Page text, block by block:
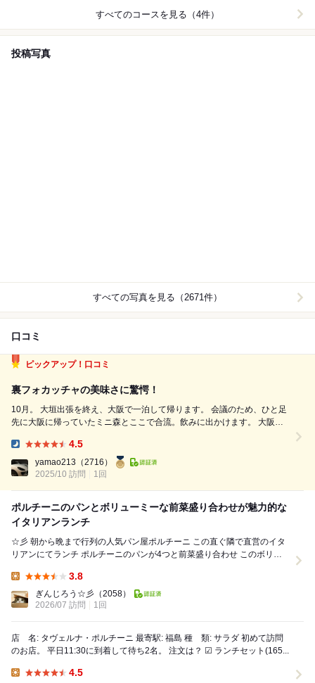
すべてのコースを見る（4件）
投稿写真
すべての写真を見る（2671件）
口コミ
ピックアップ！口コミ
裏フォカッチャの美味さに驚愕！
10月。 大垣出張を終え、大阪で一泊して帰ります。 会議のため、ひと足
先に大阪に帰っていたミニ森とここで合流。飲みに出かけます。 大阪在
福島にある大人気のイタリア料理店です。 何でも、このお店には超おす
すめのメニューがあるら...
4.5
yamao213 （2716）
2025/10 訪問
1回
ポルチーニのパンとボリューミーな前菜盛り合わせが魅力的な
イタリアンランチ
☆彡 朝から晩まで行列の人気パン屋ポルチーニ この直ぐ隣で直営のイタ
リアンにてランチ ポルチーニのパンが4つと前菜盛り合わせ このボリュ
3.8
ぎんじろう☆彡 （2058）
2026/07 訪問
1回
店 名: タヴェルナ・ポルチーニ 最寄駅: 福島 種 類: サラダ 初めて訪問
のお店。 平日11:30に到着して待ち2名。 注文は？ ☑︎ ランチセット(165...
4.5